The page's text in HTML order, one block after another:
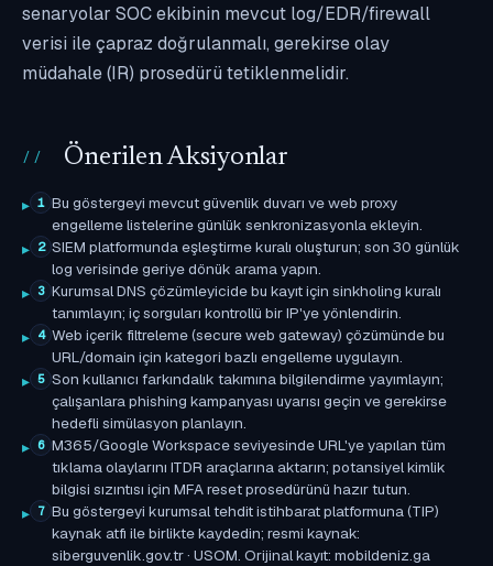
senaryolar SOC ekibinin mevcut log/EDR/firewall
verisi ile çapraz doğrulanmalı, gerekirse olay
müdahale (IR) prosedürü tetiklenmelidir.
Önerilen Aksiyonlar
1 Bu göstergeyi mevcut güvenlik duvarı ve web proxy
engelleme listelerine günlük senkronizasyonla ekleyin.
2 SIEM platformunda eşleştirme kuralı oluşturun; son 30 günlük
log verisinde geriye dönük arama yapın.
3 Kurumsal DNS çözümleyicide bu kayıt için sinkholing kuralı
tanımlayın; iç sorguları kontrollü bir IP'ye yönlendirin.
4 Web içerik filtreleme (secure web gateway) çözümünde bu
URL/domain için kategori bazlı engelleme uygulayın.
5 Son kullanıcı farkındalık takımına bilgilendirme yayımlayın;
çalışanlara phishing kampanyası uyarısı geçin ve gerekirse
hedefli simülasyon planlayın.
6 M365/Google Workspace seviyesinde URL'ye yapılan tüm
tıklama olaylarını ITDR araçlarına aktarın; potansiyel kimlik
bilgisi sızıntısı için MFA reset prosedürünü hazır tutun.
7 Bu göstergeyi kurumsal tehdit istihbarat platformuna (TIP)
kaynak atfı ile birlikte kaydedin; resmi kaynak:
siberguvenlik.gov.tr · USOM. Orijinal kayıt: mobildeniz.ga